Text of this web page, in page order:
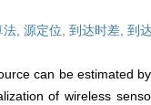
法, 源定位, 到达时差, 到
can be estimated
of wireless